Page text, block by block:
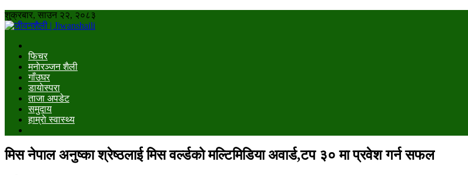
शुक्रबार, साउन २२, २०८३
फिचर
मनाेरञ्जन शैली
गाँउघर
डायाेस्परा
ताजा अपडेट
समुदाय
हाम्राे स्वास्थ्य
मिस नेपाल अनुष्का श्रेष्ठलाई मिस वर्ल्डको मल्टिमिडिया अवार्ड,टप ३० मा प्रवेश गर्न सफल